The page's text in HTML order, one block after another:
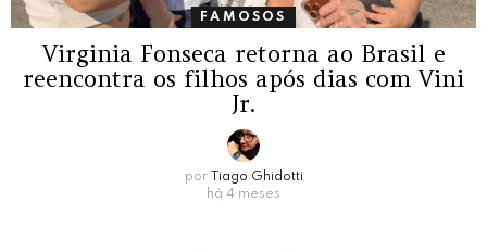
FAMOSOS
Virginia Fonseca retorna ao Brasil e
reencontra os filhos após dias com Vini
Jr.
por
Tiago Ghidotti
há 4 meses